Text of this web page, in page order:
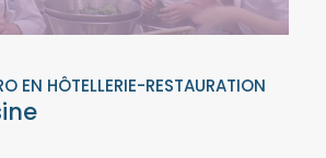
EN HÔTELLERIE-RESTAURATION